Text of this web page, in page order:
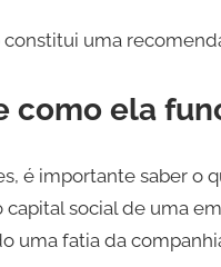
uma
como ela
é importante saber o
social de uma
uma fatia da